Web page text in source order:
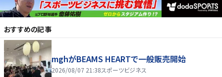
おすすめの記事
mghがBEAMS HEARTで一般販売開始
2026/08/07 21:38スポーツビジネス